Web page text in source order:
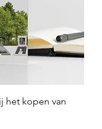
het kopen van